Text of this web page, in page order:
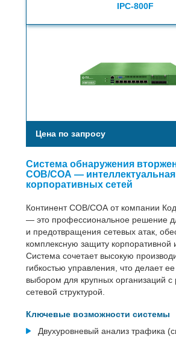
IPC-800F
Цена по запросу
Система обнаружения
СОВ/СОА — интеллектуальная
корпоративных сетей
Континент СОВ/СОА от компании Код
— это профессиональное решение
и предотвращения сетевых атак,
комплексную защиту корпоративной
Система сочетает высокую
гибкостью управления, что делает
выбором для крупных организаций с
сетевой структурой.
Ключевые возможности системы
Двухуровневый анализ трафика